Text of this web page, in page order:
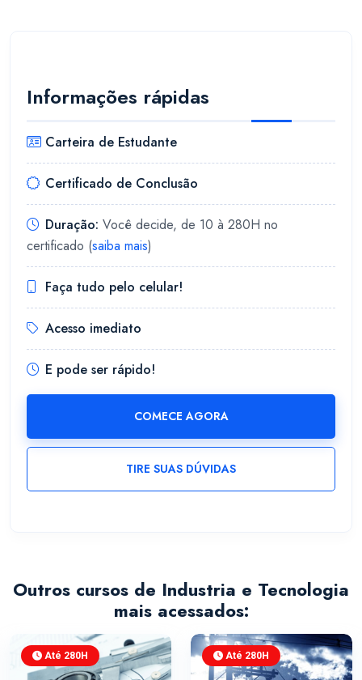
Informações rápidas
Carteira de Estudante
Certificado de Conclusão
Duração: Você decide, de 10 à 280H no
certificado (saiba mais)
Faça tudo pelo celular!
Acesso imediato
E pode ser rápido!
COMECE AGORA
TIRE SUAS DÚVIDAS
Outros cursos de Industria e Tecnologia
mais acessados:
Até 280H Até 280H